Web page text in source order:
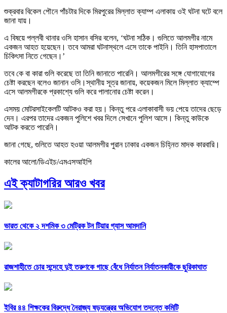
শুক্রবার বিকেল পৌনে পাঁচটার দিকে মিরপুরের মিল্লাত ক্যাম্প এলাকায় ওই ঘটনা ঘটে বলে
জানা যায়।
এ বিষয়ে পল্লবী থানার ওসি হাসান বসির বলেন, ‘ঘটনা সঠিক। গুলিতে আলমগীর নামে
একজন আহত হয়েছেন। তবে আমরা ঘটনাস্থলে এসে তাকে পাইনি। তিনি হাসপাতালে
চিকিৎসা নিতে গেছেন।’
তবে কে বা কারা গুলি করেছে তা তিনি জানাতে পারেনি। আলমগীরের সঙ্গে যোগাযোগের
চেষ্টা করছেন বলেও জানান ওসি।স্থানীয় সূত্র জানায়, কয়েকজন মিলে মিল্লাত ক্যাম্পে
এসে আলমগীরকে প্রকাশ্যে গুলি করে পালানোর চেষ্টা করেন।
এসময় মোটরসাইকেলটি আটকও করা হয়। কিন্তু পরে এলাকাবাসী ভয় পেয়ে তাদের ছেড়ে
দেন। এরপর তাদের একজন পুলিশে খবর দিলে সেখানে ‍পুলিশ আসে। কিন্তু কাউকে
আটক করতে পারেনি।
জানা গেছে, গুলিতে আহত হওয়া আলমগীর ‍পুরান ঢাকার একজন চিহ্নিত মাদক কারবারি।
কালের আলো/ডিএইচ/এমএসআইপি
এই ক্যাটাগরির আরও খবর
ভারত থেকে ২ দশমিক ৩ মেট্রিক টন টিয়ার গ্যাস আমদানি
রাজশাহীতে চোর সন্দেহে দুই তরুণকে গাছে বেঁধে নির্যাতন নির্যাতনকারীকে ছুরিকাঘাত
ইবির ৪৪ শিক্ষকের বিরুদ্ধে নৈরাজ্য ষড়যন্ত্রের অভিযোগ তদন্তে কমিটি